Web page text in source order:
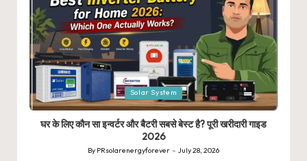
Posted
in
Solar System
घर के लिए कौन सा इन्वर्टर और बैटरी सबसे बेस्ट है? पूरी खरीदारी गाइड
2026
Posted
By PRsolarenergyforever July 28, 2026